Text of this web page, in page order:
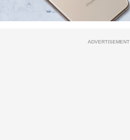
ADVERTISEMENT